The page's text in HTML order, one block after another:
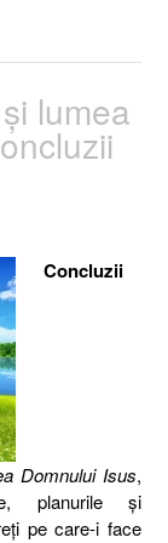
lumea
Concluzii
Domnului Isus,
planurile şi
pe care-i face